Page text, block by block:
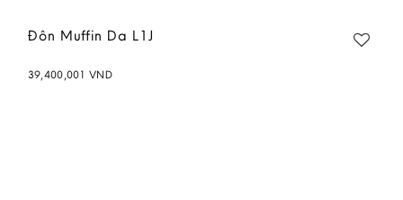
Đôn Muffin Da L1J
39,400,001VND